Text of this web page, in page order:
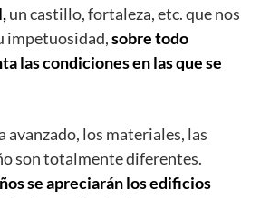
un castillo, fortaleza, etc. que nos
impetuosidad,sobre todo
las condiciones en las que se
avanzado, los materiales, las
son totalmente diferentes.
se apreciarán los edificios